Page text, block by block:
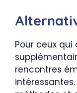
Pour ceux
rencontres